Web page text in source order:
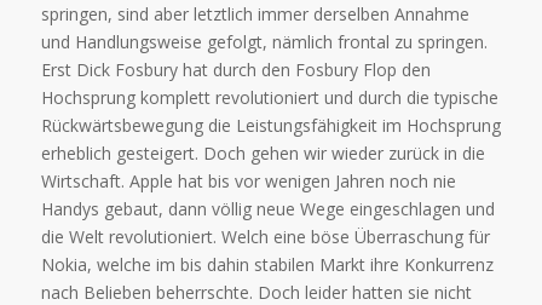
springen, sind aber letztlich immer derselben Annahme
und Handlungsweise gefolgt, nämlich frontal zu springen.
Erst Dick Fosbury hat durch den Fosbury Flop den
Hochsprung komplett revolutioniert und durch die typische
Rückwärtsbewegung die Leistungsfähigkeit im Hochsprung
erheblich gesteigert. Doch gehen wir wieder zurück in die
Wirtschaft. Apple hat bis vor wenigen Jahren noch nie
Handys gebaut, dann völlig neue Wege eingeschlagen und
die Welt revolutioniert. Welch eine böse Überraschung für
Nokia, welche im bis dahin stabilen Markt ihre Konkurrenz
nach Belieben beherrschte. Doch leider hatten sie nicht